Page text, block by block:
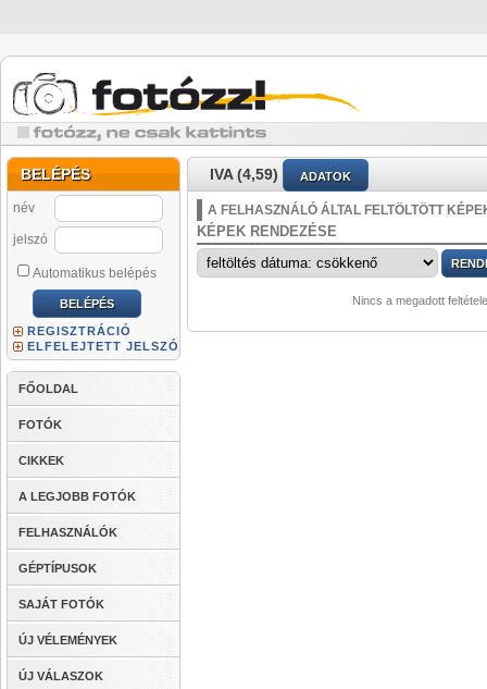
BELÉPÉS
név
jelszó
Automatikus belépés
REGISZTRÁCIÓ
ELFELEJTETT JELSZÓ
FŐOLDAL
FOTÓK
CIKKEK
A LEGJOBB FOTÓK
FELHASZNÁLÓK
GÉPTÍPUSOK
SAJÁT FOTÓK
ÚJ VÉLEMÉNYEK
ÚJ VÁLASZOK
IVA (4,59) ADATOK
A FELHASZNÁLÓ ÁLTAL FELTÖLTÖTT
KÉPEK RENDEZÉSE
Nincs a megadott